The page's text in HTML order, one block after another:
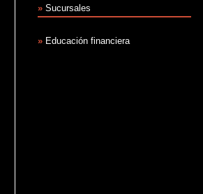
» Sucursales
» Educación financiera